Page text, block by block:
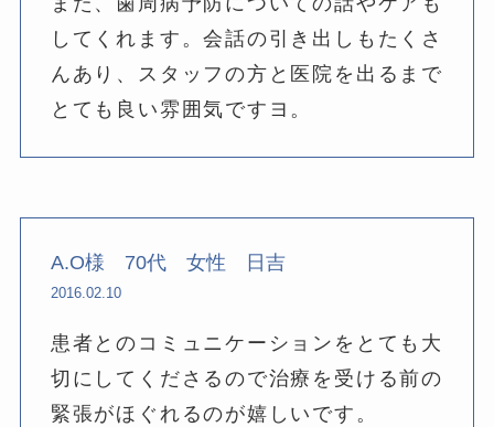
してくれます。会話の引き出しもたくさ
んあり、スタッフの方と医院を出るまで
とても良い雰囲気ですヨ。
A.O様 70代 女性 日吉
2016.02.10
患者とのコミュニケーションをとても大
切にしてくださるので治療を受ける前の
緊張がほぐれるのが嬉しいです。